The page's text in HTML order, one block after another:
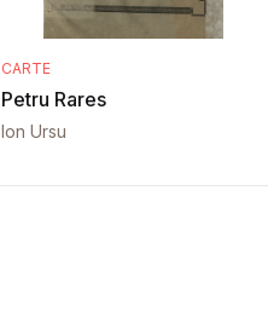
CARTE
Petru Rares
Ion Ursu